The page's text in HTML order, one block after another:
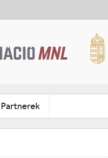
Partnerek